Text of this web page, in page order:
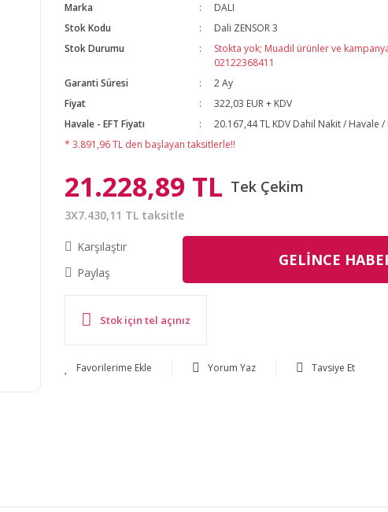
Marka
DALI
Stok Kodu
Dali ZENSOR 3
Stok Durumu
Stokta yok; Muadil ürünler ve
02122368411
Garanti Süresi
2 Ay
Fiyat
322,03 EUR + KDV
Havale - EFT Fiyatı
20.167,44 TL KDV Dahil Nakit / Havale /
* 3.891,96 TL den başlayan taksitlerle!!
21.228,89 TL Tek Çekim
3X7.430,11 TL taksitle
Karşılaştır
Paylaş
GELİNCE
Stok için tel açınız
Yorum Yaz Tavsiye Et